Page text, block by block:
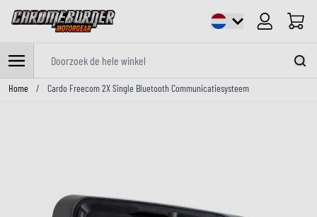
Cart
Ga naar de inhoud
Home / Cardo Freecom 2X Single Bluetooth Communicatiesysteem